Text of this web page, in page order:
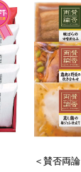
＜賛否両